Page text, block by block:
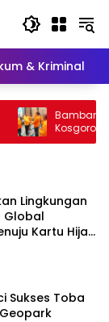
& Kriminal
Bambang
Kosgoro 1957
Lingkungan
Global
Kartu Hijau
Sukses Toba